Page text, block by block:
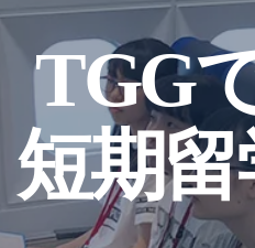
TGG
短期